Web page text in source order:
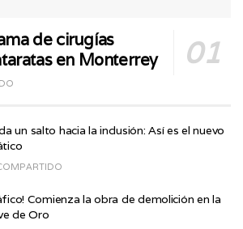
de cirugías
en Monterrey
un salto hacia la inclusión: Así es el nuevo
Comienza la obra de demolición en la
de Oro